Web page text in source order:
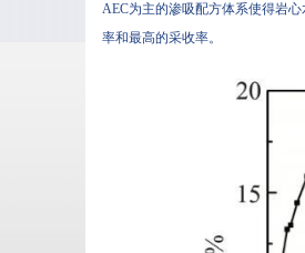
AEC为主的渗吸配方体系使得岩心
率和最高的采收率。